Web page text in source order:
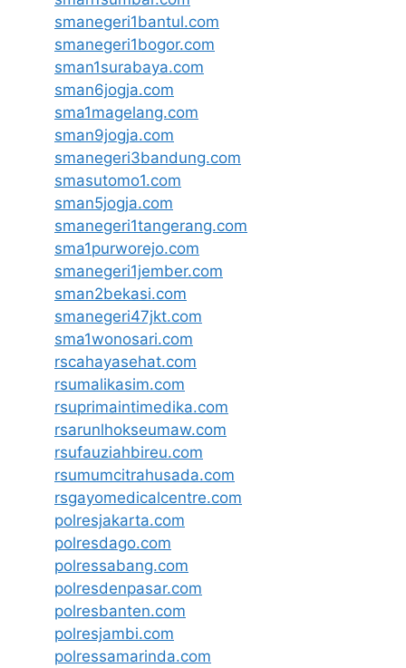
smanegeri1bantul.com
smanegeri1bogor.com
sman1surabaya.com
sman6jogja.com
sma1magelang.com
sman9jogja.com
smanegeri3bandung.com
smasutomo1.com
sman5jogja.com
smanegeri1tangerang.com
sma1purworejo.com
smanegeri1jember.com
sman2bekasi.com
smanegeri47jkt.com
sma1wonosari.com
rscahayasehat.com
rsumalikasim.com
rsuprimaintimedika.com
rsarunlhokseumaw.com
rsufauziahbireu.com
rsumumcitrahusada.com
rsgayomedicalcentre.com
polresjakarta.com
polresdago.com
polressabang.com
polresdenpasar.com
polresbanten.com
polresjambi.com
polressamarinda.com